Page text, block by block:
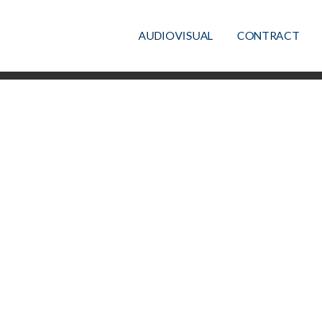
AUDIOVISUAL CONTRACT